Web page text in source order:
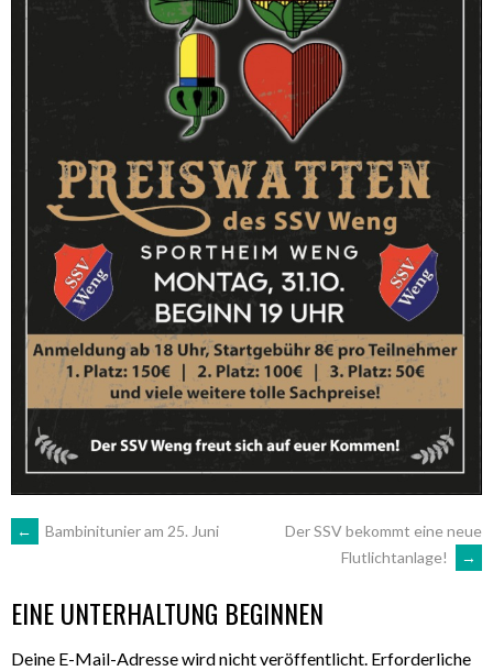
ARTIKEL-
NAVIGATION
← Bambinitunier am 25. Juni
Der SSV bekommt eine neue
Flutlichtanlage!
→
EINE UNTERHALTUNG BEGINNEN
Deine E-Mail-Adresse wird nicht veröffentlicht. Erforderliche